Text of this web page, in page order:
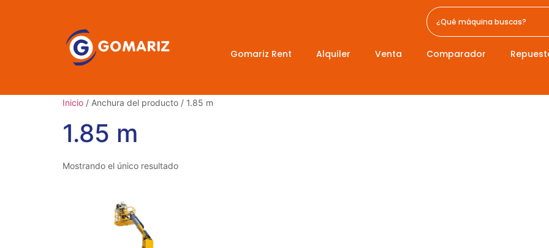
Gomariz Rent Alquiler Venta Comparador
Inicio / Anchura del producto / 1.85 m
1.85 m
Mostrando el único resultado